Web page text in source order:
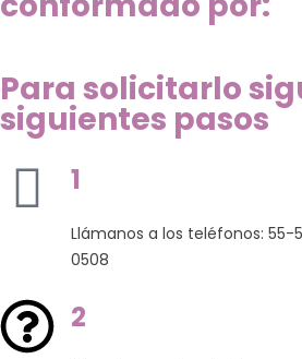
Emocional
Para solicitarlo
siguientes pasos
1
Llámanos a los teléfonos:
0508
2